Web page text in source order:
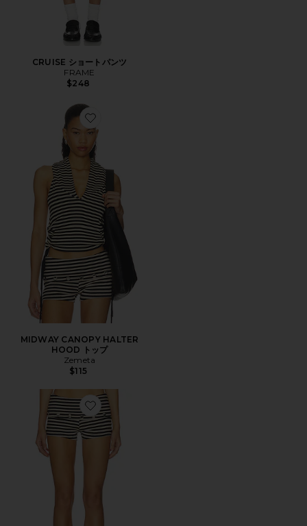
CRUISE ショートパンツ
FRAME
$248
Favorite MIDWAY CANOPY HALTER HOOD トップ
MIDWAY CANOPY HALTER
HOOD トップ
Zemeta
$115
Favorite CELESTIAL ショートパンツ